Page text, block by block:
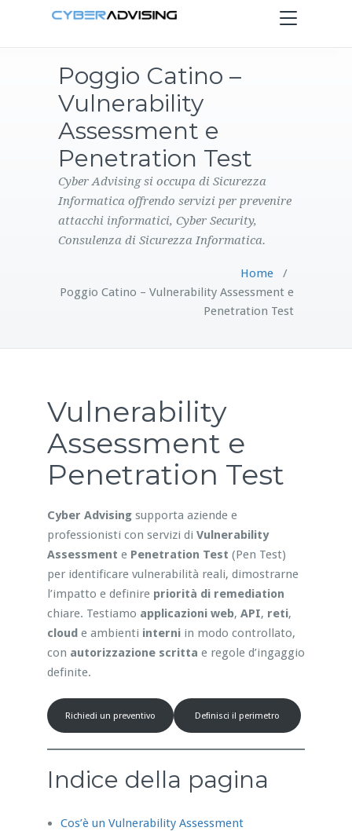
Toggle
navigation
PRODOTTI
CONTATTI
Poggio Catino –
Vulnerability
Assessment e
Penetration Test
Cyber Advising si occupa di Sicurezza
Informatica offrendo servizi per prevenire
attacchi informatici, Cyber Security,
Consulenza di Sicurezza Informatica.
Home/
Poggio Catino – Vulnerability Assessment e
Penetration Test
Vulnerability
Assessment e
Penetration Test
Cyber Advisingsupporta aziende e
professionisti con servizi di Vulnerability
Assessment e Penetration Test (Pen Test)
per identificare vulnerabilità reali, dimostrarne
l’impatto e definire priorità di remediation
chiare. Testiamo applicazioni web, API, reti,
cloude ambienti interniin modo controllato,
con autorizzazione scritta e regole d’ingaggio
definite.
Richiedi un preventivo Definisci il perimetro
Indice della pagina
Cos’è un Vulnerability Assessment